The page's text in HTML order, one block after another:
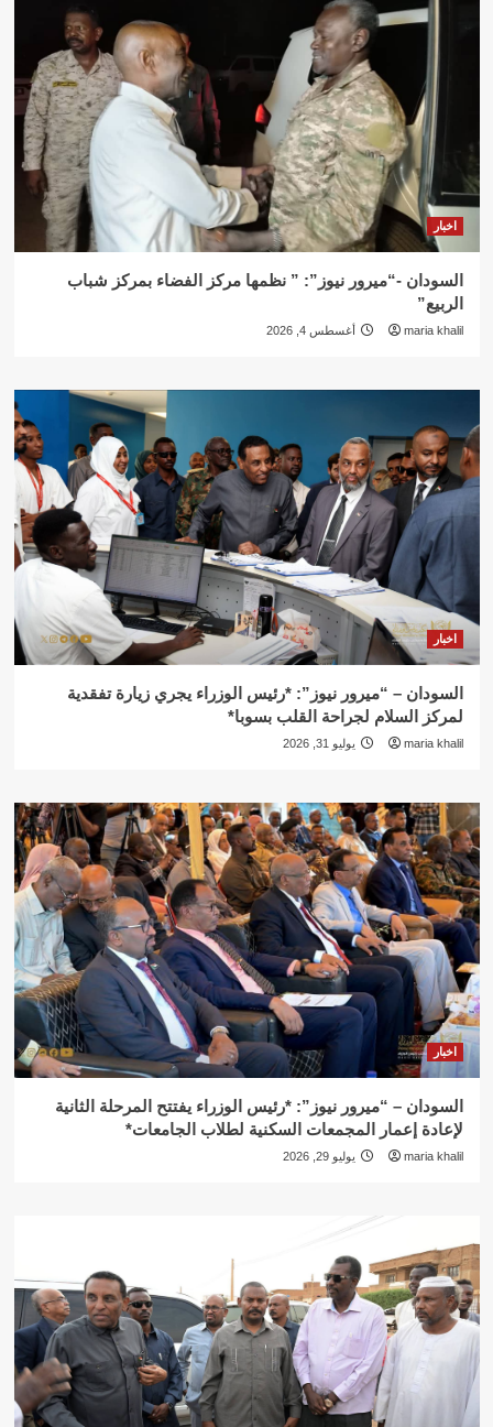
اخبار
السودان -“ميرور نيوز”: ” نظمها مركز الفضاء بمركز شباب
الربيع”
maria khalil أغسطس 4, 2026
اخبار
السودان – “ميرور نيوز”: *رئيس الوزراء يجري زيارة تفقدية
لمركز السلام لجراحة القلب بسوبا*
maria khalil يوليو 31, 2026
اخبار
السودان – “ميرور نيوز”: *رئيس الوزراء يفتتح المرحلة الثانية
لإعادة إعمار المجمعات السكنية لطلاب الجامعات*
maria khalil يوليو 29, 2026